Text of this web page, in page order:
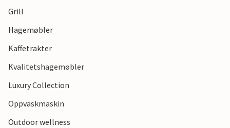
Grill
Hagemøbler
Kaffetrakter
Kvalitetshagemøbler
Luxury Collection
Oppvaskmaskin
Outdoor wellness